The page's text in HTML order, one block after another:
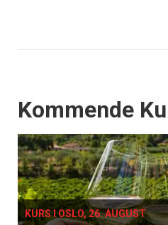
Events
Kommende
KURS I OSLO, 26. AUGUST